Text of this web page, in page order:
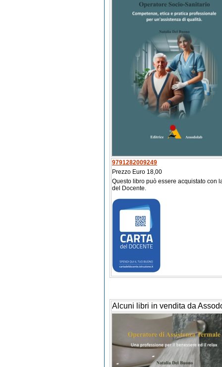
9791282009249
Prezzo Euro 18,00
Questo libro può essere acquistato con
del Docente.
Alcuni libri in vendita da